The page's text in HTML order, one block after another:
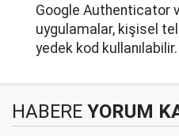
Google Authenticator
uygulamalar, kişisel
yedek kod kullanılabilir.
HABERE YORUM